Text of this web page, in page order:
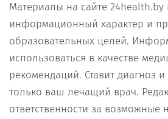
Материалы на сайте 24health.by
информационный характер и
образовательных целей.
использоваться в качестве
рекомендаций. Ставит диагноз
только ваш лечащий врач.
ответственности за возможные